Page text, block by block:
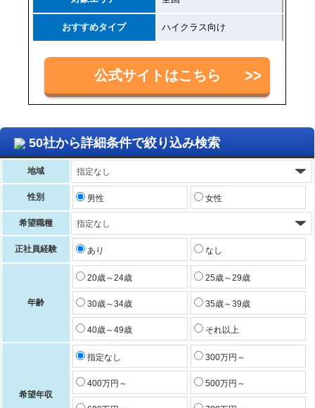
おすすめタイプ ハイクラス向け
公式サイトはこちら
50社から詳細条件で絞り込み検索
地域
性別 男性 女性
希望職種
正社員経験 あり なし
年齢
20歳～24歳 25歳～29歳
30歳～34歳 35歳～39歳
40歳～49歳 それ以上
希望年収
指定なし 300万円～
400万円～ 500万円～